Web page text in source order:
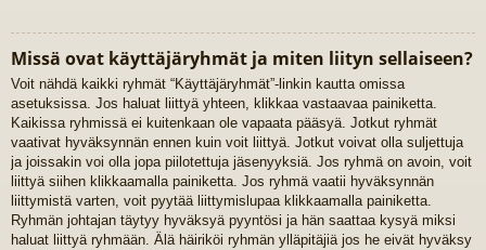
Missä ovat käyttäjäryhmät ja miten liityn sellaiseen?
Voit nähdä kaikki ryhmät “Käyttäjäryhmät”-linkin kautta omissa
asetuksissa. Jos haluat liittyä yhteen, klikkaa vastaavaa painiketta.
Kaikissa ryhmissä ei kuitenkaan ole vapaata pääsyä. Jotkut ryhmät
vaativat hyväksynnän ennen kuin voit liittyä. Jotkut voivat olla suljettuja
ja joissakin voi olla jopa piilotettuja jäsenyyksiä. Jos ryhmä on avoin, voit
liittyä siihen klikkaamalla painiketta. Jos ryhmä vaatii hyväksynnän
liittymistä varten, voit pyytää liittymislupaa klikkaamalla painiketta.
Ryhmän johtajan täytyy hyväksyä pyyntösi ja hän saattaa kysyä miksi
haluat liittyä ryhmään. Älä häiriköi ryhmän ylläpitäjiä jos he eivät hyväksy